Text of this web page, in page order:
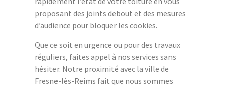
proposant des joints debout et des mesures
d’audience pour bloquer les cookies.
Que ce soit en urgence ou pour des travaux
réguliers, faites appel à nos services sans
hésiter. Notre proximité avec la ville de
Fresne-lès-Reims fait que nous sommes